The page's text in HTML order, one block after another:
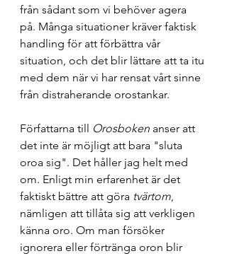
från sådant som vi behöver agera
på. Många situationer kräver faktisk
handling för att förbättra vår
situation, och det blir lättare att ta itu
med dem när vi har rensat vårt sinne
från distraherande orostankar.
Författarna till Orosboken anser att
det inte är möjligt att bara "sluta
oroa sig". Det håller jag helt med
om. Enligt min erfarenhet är det
faktiskt bättre att göra tvärtom,
nämligen att tillåta sig att verkligen
känna oro. Om man försöker
ignorera eller förtränga oron blir